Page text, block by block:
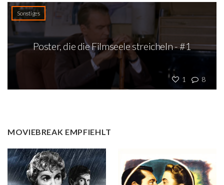
Sonstiges
1 8
Poster, die die Filmseele streicheln - #1
MOVIEBREAK EMPFIEHLT